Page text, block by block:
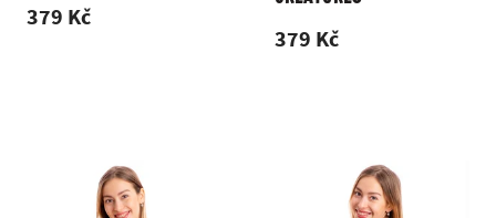
379 Kč
379 Kč